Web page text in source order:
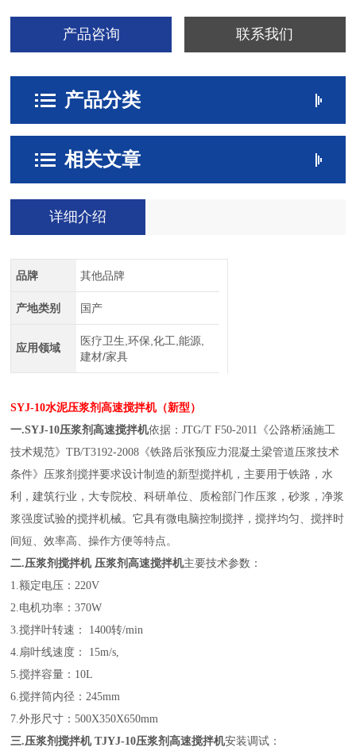
产品咨询 联系我们
产品分类
相关文章
详细介绍
品牌 其他品牌
产地类别 国产
应用领域
医疗卫生,环保,化工,能源,
建材/家具
SYJ-10水泥压浆剂高速搅拌机（新型）
一.SYJ-10压浆剂高速搅拌机依据：JTG/T F50-2011《公路桥涵施工
技术规范》TB/T3192-2008《铁路后张预应力混凝土梁管道压浆技术
条件》压浆剂搅拌要求设计制造的新型搅拌机，主要用于铁路，水
利，建筑行业，大专院校、科研单位、质检部门作压浆，砂浆，净浆
浆强度试验的搅拌机械。它具有微电脑控制搅拌，搅拌均匀、搅拌时
间短、效率高、操作方便等特点。
二.压浆剂搅拌机压浆剂高速搅拌机主要技术参数 ：
1.额定电压：220V
2.电机功率：370W
3.搅拌叶转速： 1400转/min
4.扇叶线速度： 15m/s,
5.搅拌容量：10L
6.搅拌筒内径：245mm
7.外形尺寸：500X350X650mm
三.压浆剂搅拌机TJYJ-10压浆剂高速搅拌机安装调试：